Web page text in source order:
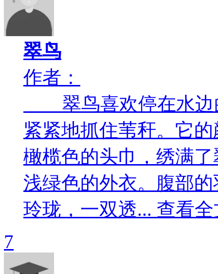
翠鸟
作者：
翠鸟喜欢停在水边
紧紧地抓住苇秆。它
橄榄色的头巾，绣满
浅绿色的外衣。腹部
玲珑，一双透... 查看全
7